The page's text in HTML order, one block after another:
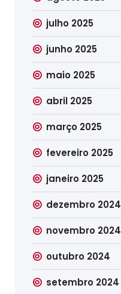
julho 2025
junho 2025
maio 2025
abril 2025
março 2025
fevereiro 2025
janeiro 2025
dezembro 2024
novembro 2024
outubro 2024
setembro 2024